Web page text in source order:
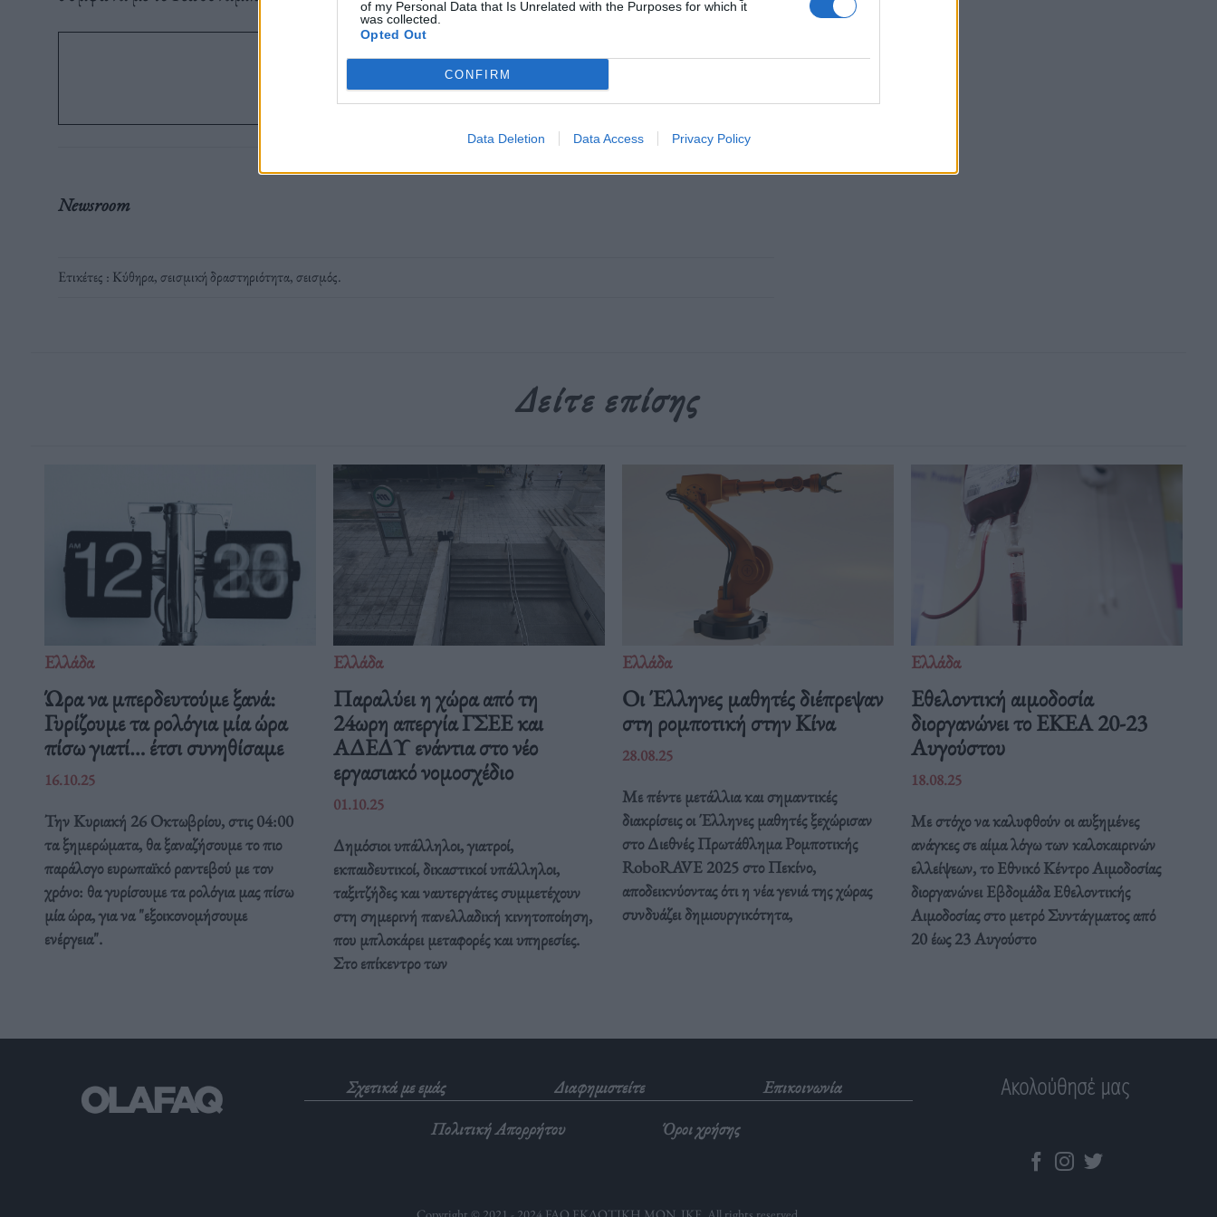
of my Personal Data that Is Unrelated with the Purposes for which it
was collected.
Opted Out
CONFIRM
Data Deletion Data Access Privacy Policy
Ακολουθήστε το OLAFAQ
στο Google News
Newsroom
Ετικέτες : Κύθηρα,σεισμική δραστηριότητα,σεισμός.
Δείτε επίσης
Ελλάδα
Ώρα να μπερδευτούμε ξανά:
Γυρίζουμε τα ρολόγια μία ώρα
πίσω γιατί… έτσι συνηθίσαμε
16.10.25
Την Κυριακή 26 Οκτωβρίου, στις 04:00
τα ξημερώματα, θα ξαναζήσουμε το πιο
παράλογο ευρωπαϊκό ραντεβού με τον
χρόνο: θα γυρίσουμε τα ρολόγια μας πίσω
μία ώρα, για να "εξοικονομήσουμε
ενέργεια".
Ελλάδα
Παραλύει η χώρα από τη
24ωρη απεργία ΓΣΕΕ και
ΑΔΕΔΥ ενάντια στο νέο
εργασιακό νομοσχέδιο
01.10.25
Δημόσιοι υπάλληλοι, γιατροί,
εκπαιδευτικοί, δικαστικοί υπάλληλοι,
ταξιτζήδες και ναυτεργάτες συμμετέχουν
στη σημερινή πανελλαδική κινητοποίηση,
που μπλοκάρει μεταφορές και υπηρεσίες.
Στο επίκεντρο των
Ελλάδα
Οι Έλληνες μαθητές διέπρεψαν
στη ρομποτική στην Κίνα
28.08.25
Με πέντε μετάλλια και σημαντικές
διακρίσεις οι Έλληνες μαθητές ξεχώρισαν
στο Διεθνές Πρωτάθλημα Ρομποτικής
RoboRAVE 2025 στο Πεκίνο,
αποδεικνύοντας ότι η νέα γενιά της χώρας
συνδυάζει δημιουργικότητα,
Ελλάδα
Eθελοντική αιμοδοσία
διοργανώνει το ΕΚΕΑ 20-23
Αυγούστου
18.08.25
Με στόχο να καλυφθούν οι αυξημένες
ανάγκες σε αίμα λόγω των καλοκαιρινών
ελλείψεων, το Εθνικό Κέντρο Αιμοδοσίας
διοργανώνει Εβδομάδα Εθελοντικής
Αιμοδοσίας στο μετρό Συντάγματος από
20 έως 23 Αυγούστο
Σχετικά με εμάς Διαφημιστείτε
Επικοινωνία
Πολιτική Απορρήτου
Όροι χρήσης
Ακολούθησέ μας